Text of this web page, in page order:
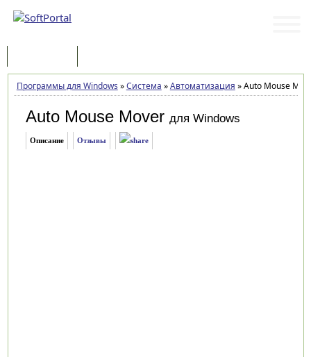
Программы для Windows »Система »Автоматизация »Auto Mouse
Auto Mouse Mover для Windows
Описание Отзывы